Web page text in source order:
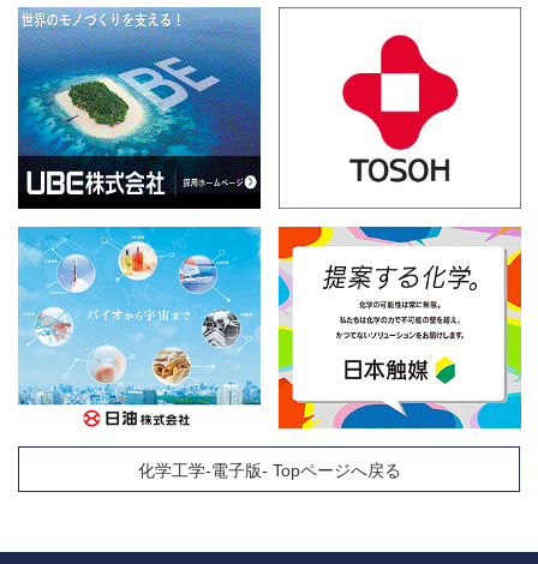
化学工学-電子版- Topページへ戻る